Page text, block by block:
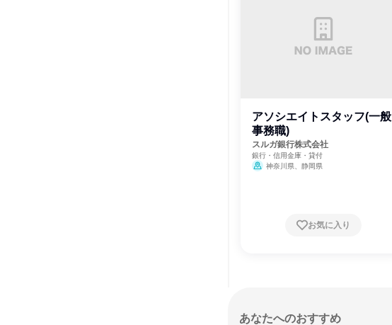
アソシエイトスタッフ(一般
事務職)
スルガ銀行株式会社
銀行・信用金庫・貸付
神奈川県、静岡県
お気に入り
あなたへのおすすめ